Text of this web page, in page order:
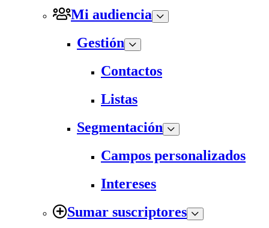
Mi audiencia
Gestión
Contactos
Listas
Segmentación
Campos personalizados
Intereses
Sumar suscriptores